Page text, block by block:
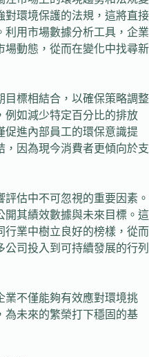
對環境保護的法規，這將直接
利用市場數據分析工具，企業
場動態，從而在變化中找尋新
目標相結合，以確保策略調整
例如減少特定百分比的排放
促進內部員工的環保意識提
因為現今消費者更傾向於支
估中不可忽視的重要因素。
開其績效數據與未來目標。這
行業中樹立良好的榜樣，從而
司投入到可持續發展的行列
業不僅能夠有效應對環境挑
為未來的繁榮打下穩固的基